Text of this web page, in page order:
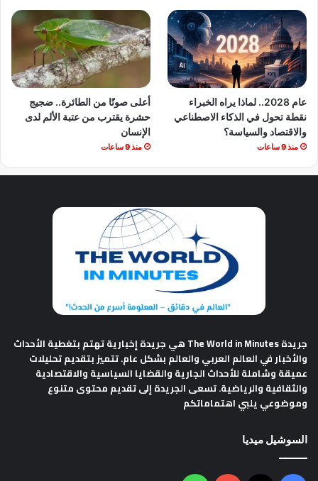
عام 2028.. لماذا يراه الخبراء
نقطة تحول في الذكاء الاصطناعي
والاقتصاد والسياسة؟
منذ 9 ساعات
أعلى صوتًا من الطائرة.. ضجيج
حشرة يقترب من عتبة الألم لدى
الإنسان
منذ 9 ساعات
جريدة The World in Minutes
هي جريدة إخبارية تهتم بتغطية الأحداث
والأخبار في العالم العربي والعالم بشكل عام. تتميز بتقديم تحليلات
عميقة وشاملة للأحداث الجارية والقضايا السياسية والاقتصادية
والثقافية والرياضية. تسعى الجريدة إلى تقديم محتوى متنوع
وموضوعي يلبي اهتماماتكم
السوشيل ميديا